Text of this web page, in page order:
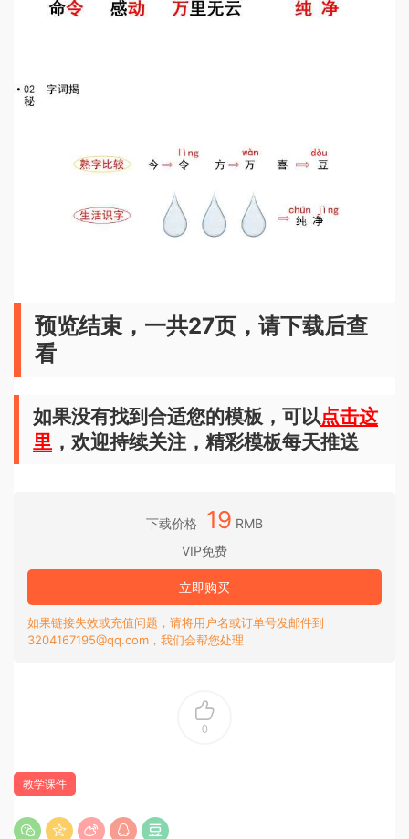
预览结束，一共27页，请下载后查
看
如果没有找到合适您的模板，可以点击这
里 ，欢迎持续关注，精彩模板每天推送
下载价格 19 RMB
VIP免费
立即购买
如果链接失效或充值问题，请将用户名或订单号发邮件到
3204167195@qq.com，我们会帮您处理
0
教学课件